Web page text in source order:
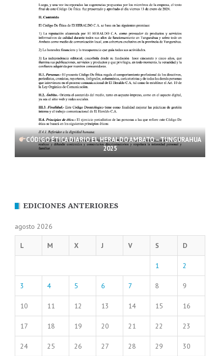
CÓDIGO ÉTICA DIARIO EL HERALDO AMBATO – TUNGURAHUA
2025
EDICIONES ANTERIORES
agosto 2026
L M X J V S D
1 2
3 4 5 6 7 8 9
10 11 12 13 14 15 16
17 18 19 20 21 22 23
24 25 26 27 28 29 30